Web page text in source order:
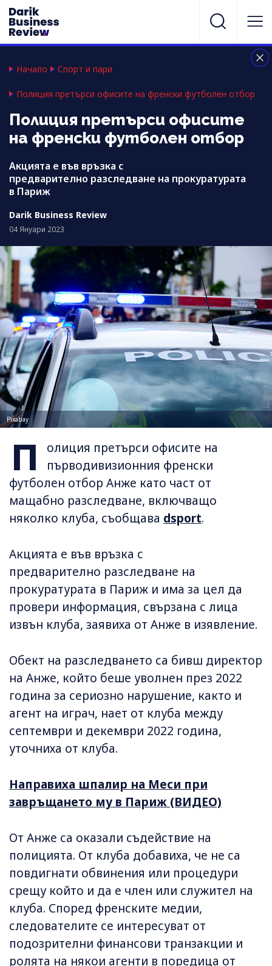
Начало Спорт и пари
Полиция претърси офисите на френски футболен отбор
Полиция претърси офисите
на френски футболен отбор
Акцията е във връзка с
предварително разследване на прокуратурата
в Париж
Darik Business Review
04 Януари 2023
Pixabay
П
олиция претърси офисите на
първодивизионния френски
футболен отбор Анже като част от
мащабно разследване, включващо
няколко клуба, съобщава dsport.
Акцията е във връзка с
предварително разследване на
прокуратурата в Париж и има за цел да
провери информация, свързана с лица
извън клуба, заявиха от Анже в изявление.
Обект на разследването са бивш директор
на Анже, който беше уволнен през 2022
година за сериозно нарушение, както и
агент на играч, нает от клуба между
септември и декември 2022 година,
уточниха от клуба.
Направиха шпалир на Меси при
завръщането му в Париж (ВИДЕО)
От Анже са оказали съдействие на
полицията. От клуба добавиха, че не са
повдигнати обвинения или процедури
срещу който и да е член или служител на
клуба. Според френските медии,
следователите се интересуват от
подозрителни финансови транзакции и
ролята на някои агенти в поредица от